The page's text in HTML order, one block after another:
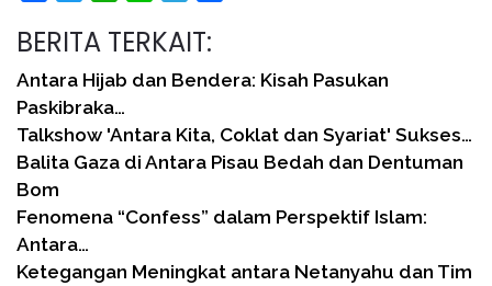
BERITA TERKAIT:
Antara Hijab dan Bendera: Kisah Pasukan
Paskibraka…
Talkshow 'Antara Kita, Coklat dan Syariat' Sukses…
Balita Gaza di Antara Pisau Bedah dan Dentuman
Bom
Fenomena “Confess” dalam Perspektif Islam:
Antara…
Ketegangan Meningkat antara Netanyahu dan Tim